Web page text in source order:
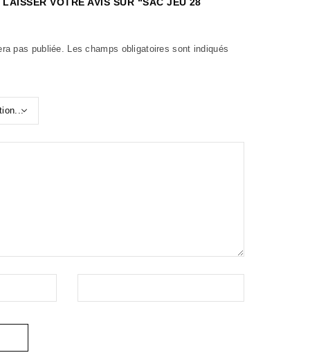
VOTRE AVIS SUR “SAC JEU 28
pas publiée. Les champs obligatoires sont indiqués